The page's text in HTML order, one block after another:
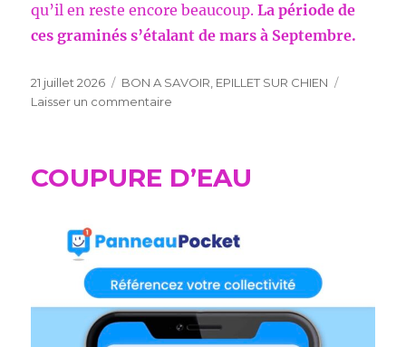
qu’il en reste encore beaucoup.La période de
ces graminés s’étalant de mars à Septembre.
Publié
le
21 juillet 2026 Catégories
BON A SAVOIR EPILLET SUR CHIEN
Laisser un commentaire
CHIEN
COUPURE D’EAU